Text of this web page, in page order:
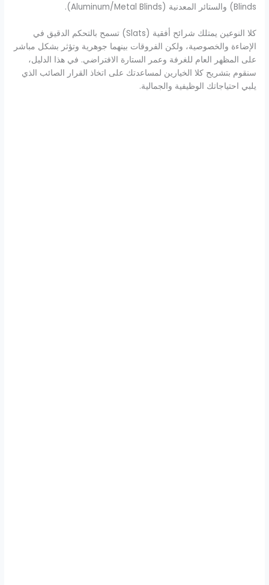
Blinds) والستائر المعدنية (Aluminum/Metal Blinds).
كلا النوعين يمتلك شرائح أفقية (Slats) تسمح بالتحكم الدقيق في
الإضاءة والخصوصية، ولكن الفروقات بينهما جوهرية وتؤثر بشكل مباشر
على المظهر العام للغرفة وعمر الستارة الافتراضي. في هذا الدليل،
سنقوم بتشريح كلا الخيارين لمساعدتك على اتخاذ القرار الصائب الذي
يلبي احتياجاتك الوظيفية والجمالية.